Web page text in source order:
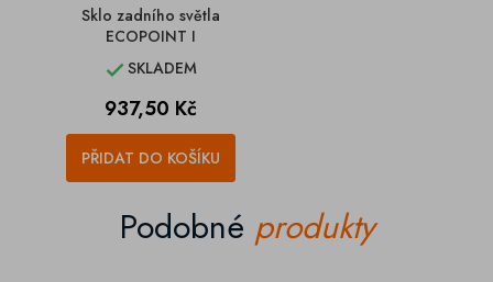
Sklo zadního světla
ECOPOINT I
SKLADEM
Cena
937,50 Kč
PŘIDAT DO KOŠÍKU
Podobné produkty